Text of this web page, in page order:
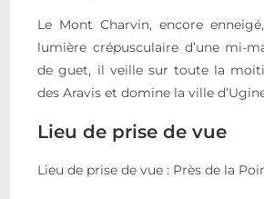
Le Mont Charvin, encore
lumière crépusculaire d’une mi-
de guet, il veille sur toute la
des Aravis et domine la ville
Lieu de prise de vue
Lieu de prise de vue : Près de la